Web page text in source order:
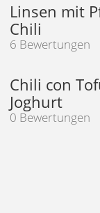
Linsen mit
Chili
6 Bewertungen
Chili con
Joghurt
0 Bewertungen